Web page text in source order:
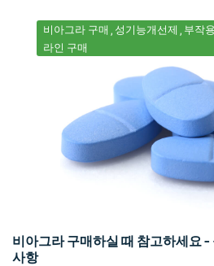
비아그라 구매 성기능개선제 부작용
라인 구매
비아그라 구매하실 때 참고하세요 -
사항